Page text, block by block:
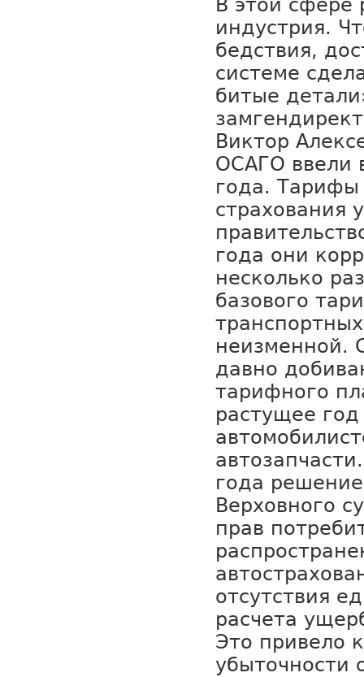
В этой сфере
индустрия.
бедствия,
системе
битые
Виктор
ОСАГО ввели
года. Тарифы
страхования
года они
несколько
базового
неизменной.
давно
тарифного
растущее
года
Верховного
прав
отсутствия
расчета
Это привело
убыточности